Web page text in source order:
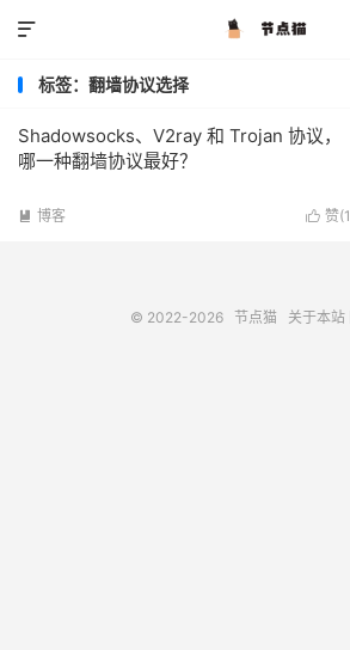

标签：翻墙协议选择
Shadowsocks、V2ray 和 Trojan 协议，
哪一种翻墙协议最好？
 赞(1
 博客
© 2022-2026 节点猫 关于本站